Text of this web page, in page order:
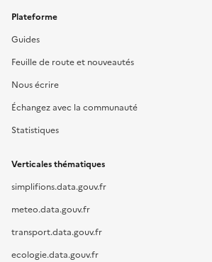
Plateforme
Guides
Feuille de route et nouveautés
Nous écrire
Échangez avec la communauté
Statistiques
Verticales thématiques
simplifions.data.gouv.fr
meteo.data.gouv.fr
transport.data.gouv.fr
ecologie.data.gouv.fr